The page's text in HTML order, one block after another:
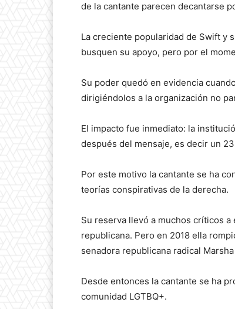
de la cantante parecen decantarse
La creciente popularidad de Swift y
busquen su apoyo, pero por el
Su poder quedó en evidencia
dirigiéndolos a la organización no
El impacto fue inmediato: la
después del mensaje, es decir un
Por este motivo la cantante se ha
teorías conspirativas de la derecha.
Su reserva llevó a muchos críticos
republicana. Pero en 2018 ella
senadora republicana radical
Desde entonces la cantante se ha
comunidad LGTBQ+.